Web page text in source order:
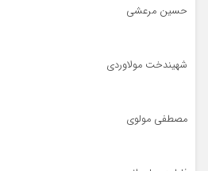
حسین مرعشی
شهیندخت مولاوردی
مصطفی مولوی